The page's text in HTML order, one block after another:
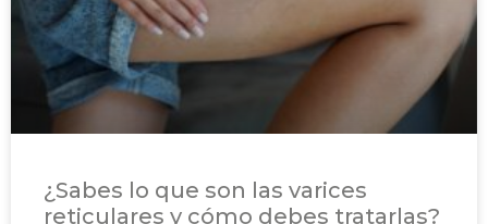
¿Sabes lo que son las varices
reticulares y cómo debes tratarlas?